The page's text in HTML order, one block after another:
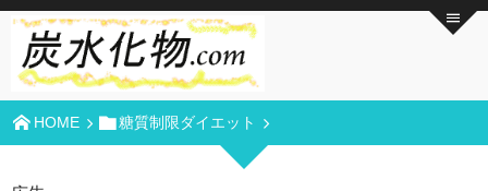
HOME 糖質制限ダイエット